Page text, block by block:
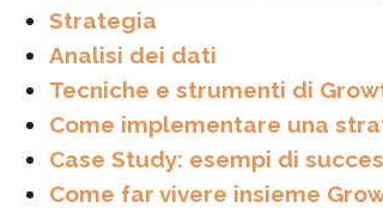
Strategia
Analisi dei dati
Tecniche e strumenti di
Come implementare una
Case Study: esempi di
Come far vivere insieme